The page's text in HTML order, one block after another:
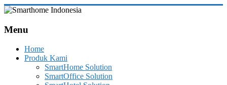
Skip
content
Indonesia
Leading
System
Consultant
Menu
Home
Produk Kami
SmartHome Solution
SmartOffice Solution